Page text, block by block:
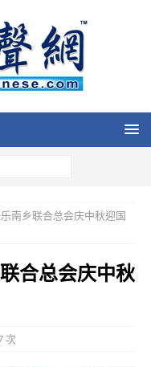
乐南乡联合总会庆中秋迎国
合总会庆中秋
次